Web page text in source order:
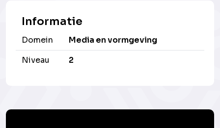
Informatie
Domein
Media en vormgeving
Niveau
2